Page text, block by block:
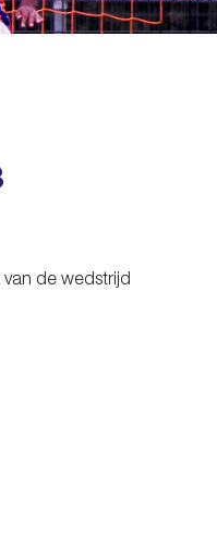
de wedstrijd